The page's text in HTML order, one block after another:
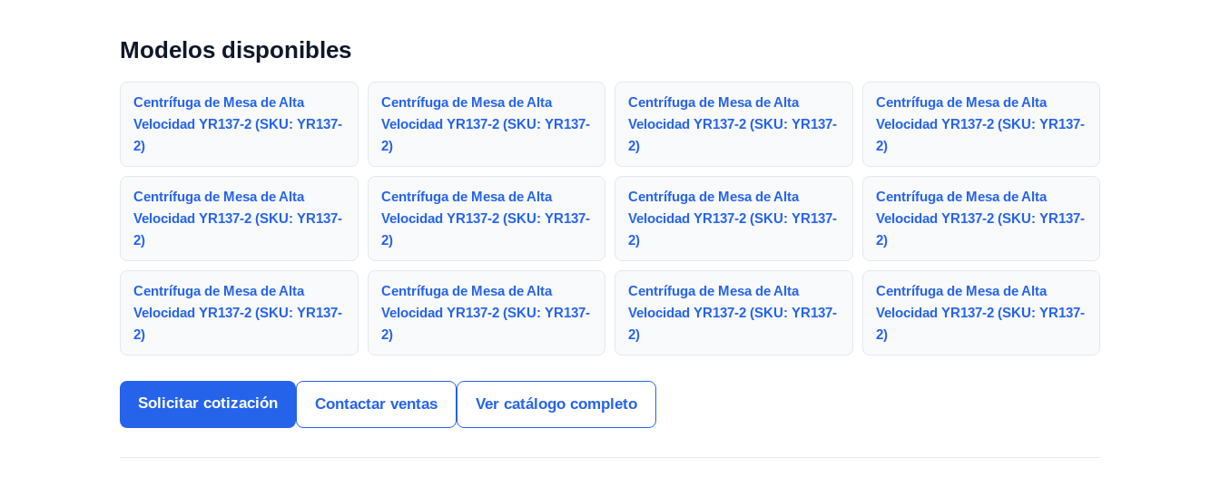
Modelos disponibles
Centrífuga de Mesa de Alta
Velocidad YR137-2 (SKU: YR137-
2)
Centrífuga de Mesa de Alta
Velocidad YR137-2 (SKU: YR137-
2)
Centrífuga de Mesa de Alta
Velocidad YR137-2 (SKU: YR137-
2)
Centrífuga de Mesa de Alta
Velocidad YR137-2 (SKU: YR137-
2)
Centrífuga de Mesa de Alta
Velocidad YR137-2 (SKU: YR137-
2)
Centrífuga de Mesa de Alta
Velocidad YR137-2 (SKU: YR137-
2)
Centrífuga de Mesa de Alta
Velocidad YR137-2 (SKU: YR137-
2)
Centrífuga de Mesa de Alta
Velocidad YR137-2 (SKU: YR137-
2)
Centrífuga de Mesa de Alta
Velocidad YR137-2 (SKU: YR137-
2)
Centrífuga de Mesa de Alta
Velocidad YR137-2 (SKU: YR137-
2)
Centrífuga de Mesa de Alta
Velocidad YR137-2 (SKU: YR137-
2)
Centrífuga de Mesa de Alta
Velocidad YR137-2 (SKU: YR137-
2)
Solicitar cotización Contactar ventas Ver catálogo completo